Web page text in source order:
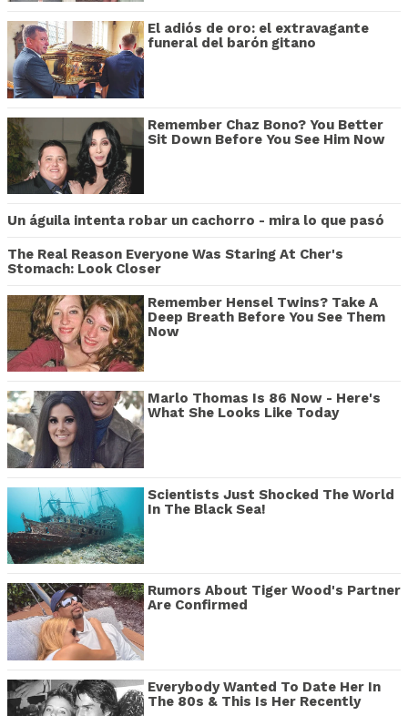
El adiós de oro: el extravagante
funeral del barón gitano
Remember Chaz Bono? You Better
Sit Down Before You See Him Now
Un águila intenta robar un cachorro - mira lo que pasó
The Real Reason Everyone Was Staring At Cher's
Stomach: Look Closer
Remember Hensel Twins? Take A
Deep Breath Before You See Them
Now
Marlo Thomas Is 86 Now - Here's
What She Looks Like Today
Scientists Just Shocked The World
In The Black Sea!
Rumors About Tiger Wood's Partner
Are Confirmed
Everybody Wanted To Date Her In
The 80s & This Is Her Recently